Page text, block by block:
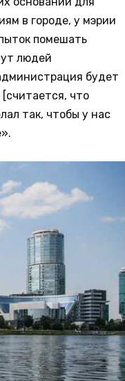
в городе, у мэрии
помешать
людей
будет
что
так, чтобы у нас